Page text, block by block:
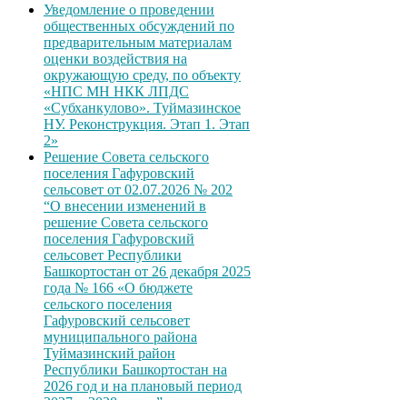
Уведомление о проведении
общественных обсуждений по
предварительным материалам
оценки воздействия на
окружающую среду, по объекту
«НПС МН НКК ЛПДС
«Субханкулово». Туймазинское
НУ. Реконструкция. Этап 1. Этап
2»
Решение Совета сельского
поселения Гафуровский
сельсовет от 02.07.2026 № 202
“О внесении изменений в
решение Совета сельского
поселения Гафуровский
сельсовет Республики
Башкортостан от 26 декабря 2025
года № 166 «О бюджете
сельского поселения
Гафуровский сельсовет
муниципального района
Туймазинский район
Республики Башкортостан на
2026 год и на плановый период